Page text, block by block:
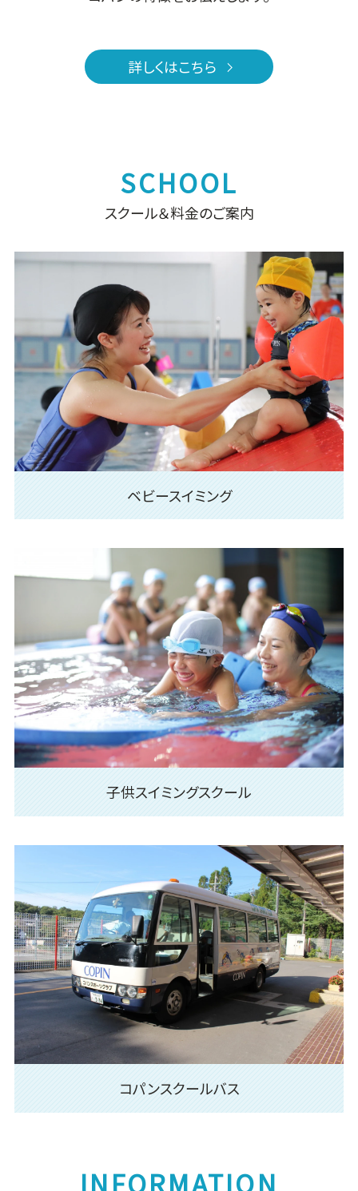
詳しくはこちら
スクール＆料金のご案内
ベビースイミング
子供スイミングスクール
コパンスクールバス